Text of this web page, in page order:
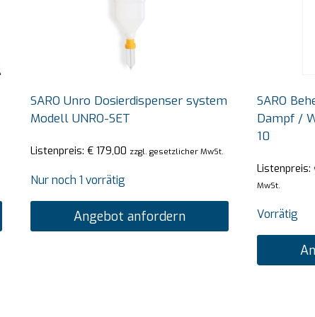
SARO Unro Dosierdispenser system
Modell UNRO-SET
Listenpreis: €179,00 zzgl. gesetzlicher MwSt.
Nur noch 1 vorrätig
Angebot anfordern
SARO
Dampf /
10
Listenpreis:
MwSt.
Vorrätig